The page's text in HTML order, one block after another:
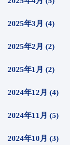
2025年3月 (4)
2025年2月 (2)
2025年1月 (2)
2024年12月 (4)
2024年11月 (5)
2024年10月 (3)